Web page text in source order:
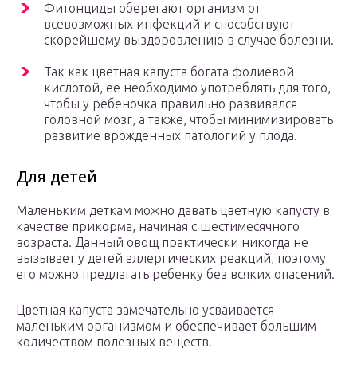
Фитонциды оберегают организм от
всевозможных инфекций и способствуют
скорейшему выздоровлению в случае болезни.
Так как цветная капуста богата фолиевой
кислотой, ее необходимо употреблять для того,
чтобы у ребеночка правильно развивался
головной мозг, а также, чтобы минимизировать
развитие врожденных патологий у плода.
Для детей
Маленьким деткам можно давать цветную капусту в
качестве прикорма, начиная с шестимесячного
возраста. Данный овощ практически никогда не
вызывает у детей аллергических реакций, поэтому
его можно предлагать ребенку без всяких опасений.
Цветная капуста замечательно усваивается
маленьким организмом и обеспечивает большим
количеством полезных веществ.